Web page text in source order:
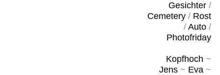
Gesichter/
Cemetery/ Rost
/ Auto/
Photofriday
Kopfhoch ~
Jens~ Eva~